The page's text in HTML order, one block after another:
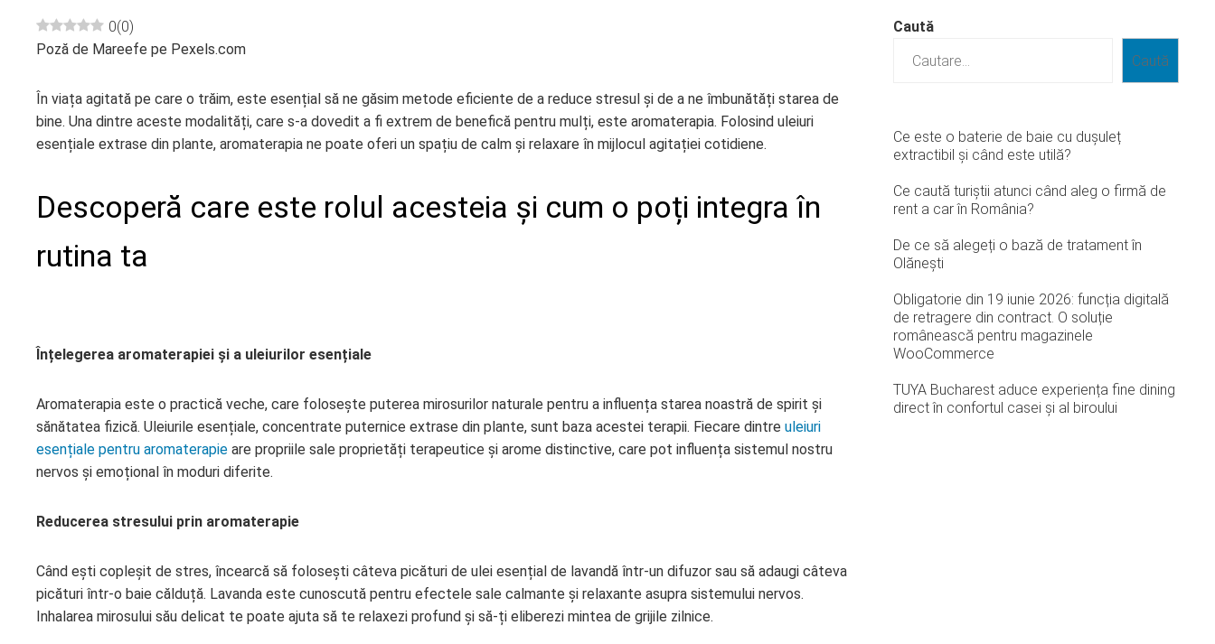
0(0)
Poză de Mareefe pe Pexels.com
În viața agitată pe care o trăim, este esențial să ne găsim metode eficiente de a reduce stresul și de a ne îmbunătăți starea de
bine. Una dintre aceste modalități, care s-a dovedit a fi extrem de benefică pentru mulți, este aromaterapia. Folosind uleiuri
esențiale extrase din plante, aromaterapia ne poate oferi un spațiu de calm și relaxare în mijlocul agitației cotidiene.
Descoperă care este rolul acesteia și cum o poți integra în
rutina ta
Înțelegerea aromaterapiei și a uleiurilor esențiale
Aromaterapia este o practică veche, care folosește puterea mirosurilor naturale pentru a influența starea noastră de spirit și
sănătatea fizică. Uleiurile esențiale, concentrate puternice extrase din plante, sunt baza acestei terapii. Fiecare dintre uleiuri
esențiale pentru aromaterapie are propriile sale proprietăți terapeutice și arome distinctive, care pot influența sistemul nostru
nervos și emoțional în moduri diferite.
Reducerea stresului prin aromaterapie
Când ești copleșit de stres, încearcă să folosești câteva picături de ulei esențial de lavandă într-un difuzor sau să adaugi câteva
picături într-o baie călduță. Lavanda este cunoscută pentru efectele sale calmante și relaxante asupra sistemului nervos.
Inhalarea mirosului său delicat te poate ajuta să te relaxezi profund și să-ți eliberezi mintea de grijile zilnice.
Caută
Caută
Ce este o baterie de baie cu dușuleț
extractibil și când este utilă?
Ce caută turiștii atunci când aleg o firmă de
rent a car în România?
De ce să alegeți o bază de tratament în
Olănești
Obligatorie din 19 iunie 2026: funcția digitală
de retragere din contract. O soluție
românească pentru magazinele
WooCommerce
TUYA Bucharest aduce experiența fine dining
direct în confortul casei și al biroului